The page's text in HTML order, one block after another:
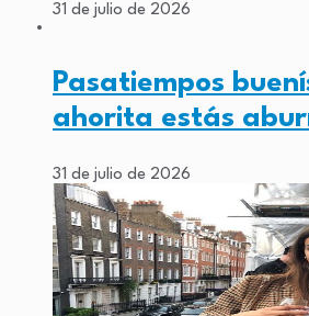
31 de julio de 2026
Pasatiempos
ahorita estás
31 de julio de 2026